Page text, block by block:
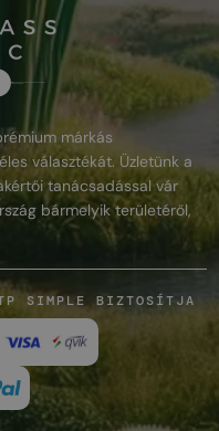
márkás
választékát. Üzletünk a
tanácsadással vár
bármelyik területéről,
SIMPLE BIZTOSÍTJA